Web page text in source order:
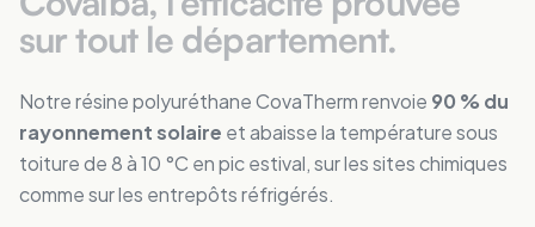
sur tout le département.
Notre résine polyuréthane CovaTherm renvoie 90 % du
rayonnement solaire et abaisse la température sous
toiture de 8 à 10 °C en pic estival, sur les sites chimiques
comme sur les entrepôts réfrigérés.